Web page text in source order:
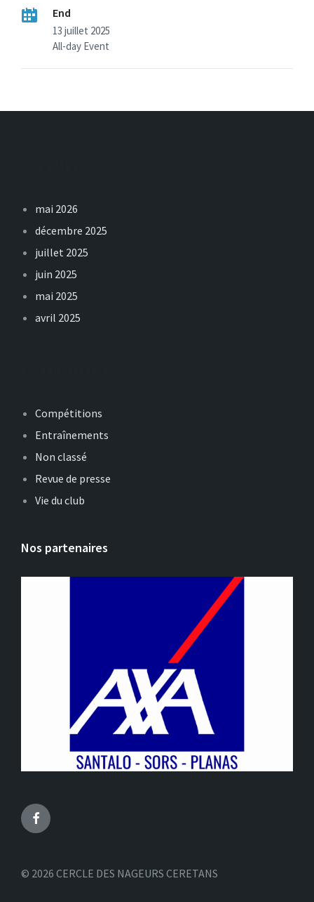
End
13 juillet 2025
All-day Event
mai 2026
décembre 2025
juillet 2025
juin 2025
mai 2025
avril 2025
Compétitions
Entraînements
Non classé
Revue de presse
Vie du club
Nos partenaires
Facebook
© 2026 CERCLE DES NAGEURS CERETANS